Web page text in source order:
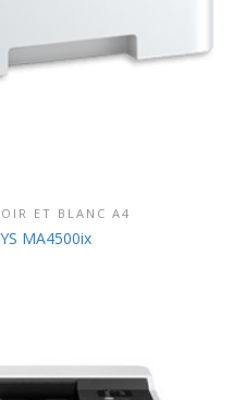
PRODUIT
ET BLANC A4
MA4500ix